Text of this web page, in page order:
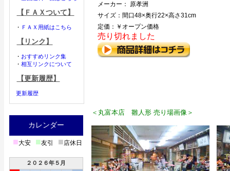
【ＦＡＸついて】
・ ＦＡＸ用紙はこちら
【リンク】
・ おすすめリンク集
・ 相互リンクについて
【更新履歴】
更新履歴
カレンダー
■大安 ■友引 ■店休日
２０２６年５月
メーカー： 原孝洲
サイズ：間口48×奥行22×高さ31cm
定価：￥オープン価格
売り切れました
＜丸富本店 雛人形 売り場画像＞